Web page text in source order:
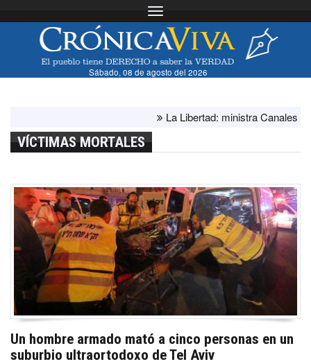
Toggle navigation
Sábado, 08 de agosto del 2026
La Libertad: ministra Canales
VÍCTIMAS MORTALES
Un hombre armado mató a cinco personas en un
suburbio ultraortodoxo de Tel Aviv